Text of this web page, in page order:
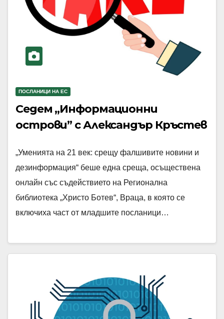
ПОСЛАНИЦИ НА ЕС
Седем „Информационни
острови” с Александър Кръстев
„Уменията на 21 век: срещу фалшивите новини и
дезинформация“ беше една среща, осъществена
онлайн със съдействието на Регионална
библиотека „Христо Ботев“, Враца, в която се
включиха част от младшите посланици…